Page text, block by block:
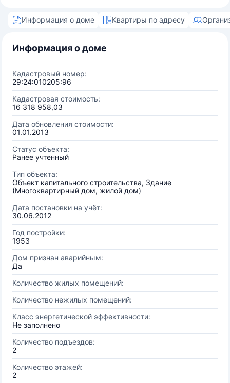
Информация о доме Квартиры по адресу
Информация о доме
Кадастровый номер:
29:24:010205:96
Кадастровая стоимость:
16 318 958,03
Дата обновления стоимости:
01.01.2013
Статус объекта:
Ранее учтенный
Тип объекта:
Объект капитального строительства, Здание
(Многоквартирный дом, жилой дом)
Дата постановки на учёт:
30.06.2012
Год постройки:
1953
Дом признан аварийным:
Да
Количество жилых помещений:
Количество нежилых помещений:
Класс энергетической эффективности:
Не заполнено
Количество подъездов:
2
Количество этажей:
2